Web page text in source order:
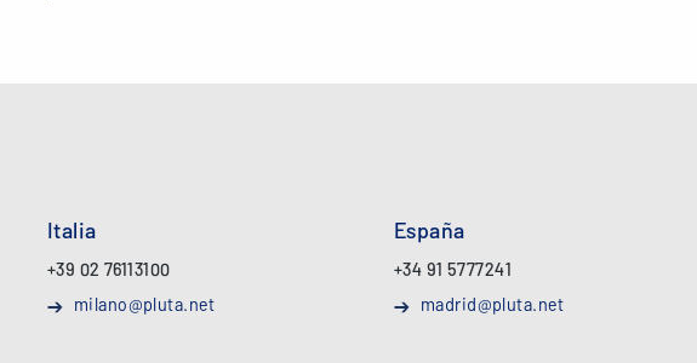
Italia
+39 02 76113100
milano@pluta.net
España
+34 91 5777241
madrid@pluta.net